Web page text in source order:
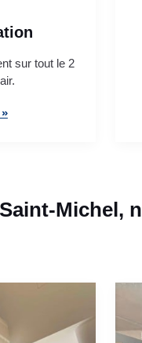
sur tout le 2
Michel,